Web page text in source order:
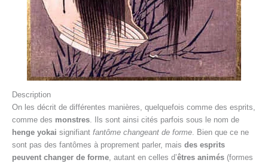
Description
On les décrit de différentes manières, quelquefois comme des esprits,
comme des monstres. Ils sont ainsi cités parfois sous le nom de
henge yokai signifiant fantôme changeant de forme. Bien que ce ne
sont pas des fantômes à proprement parler, mais des esprits
peuvent changer de forme, autant en celles d’êtres animés (formes